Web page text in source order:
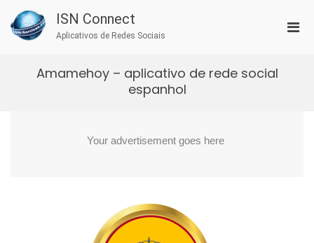
content
ISN Connect
Aplicativos de Redes Sociais
Amamehoy – aplicativo de rede social
espanhol